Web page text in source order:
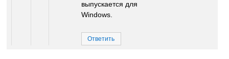
выпускается для
Windows.
Ответить